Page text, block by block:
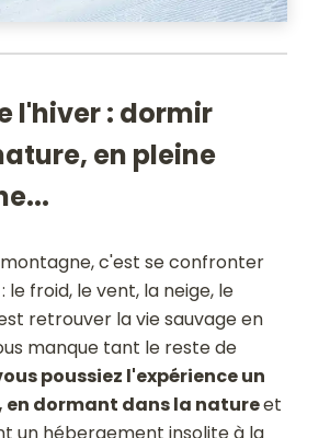
l'hiver : dormir
en pleine
montagne, c'est se confronter
le froid, le vent, la neige, le
retrouver la vie sauvage en
manque tant le reste de
poussiez l'expérience un
en dormant dans la natureet
un hébergement insolite à la